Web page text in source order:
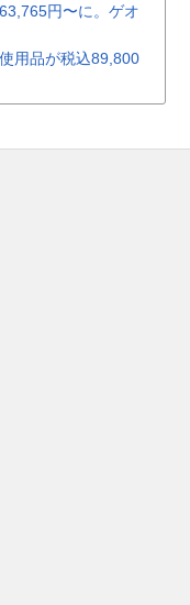
円〜に。ゲオ
用品が税込89,800